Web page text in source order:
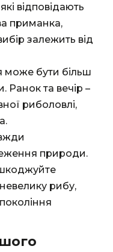
відповідають
приманка,
залежить від
може бути більш
Ранок та вечір –
риболовлі,
природи.
рибу,